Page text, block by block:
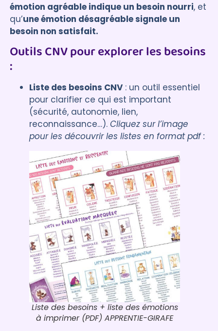
émotion agréable indique un besoin nourri, et
qu’une émotion désagréable signale un
besoin non satisfait.
Outils CNV pour explorer les besoins
:
Liste des besoins CNV : un outil essentiel
pour clarifier ce qui est important
(sécurité, autonomie, lien,
reconnaissance…). Cliquez sur l’image
pour les découvrir les listes en format pdf :
Liste des besoins + liste des émotions
à imprimer (PDF) APPRENTIE-GIRAFE